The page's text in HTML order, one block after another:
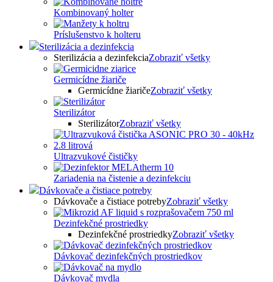
Kombinovaný holter
Príslušenstvo k holteru
Sterilizácia a dezinfekcia
Sterilizácia a dezinfekciaZobraziť všetky
Germicídne žiariče
Germicídne žiaričeZobraziť všetky
Sterilizátor
SterilizátorZobraziť všetky
Ultrazvukové čističky
Zariadenia na čistenie a dezinfekciu
Dávkovače a čistiace potreby
Dávkovače a čistiace potrebyZobraziť všetky
Dezinfekčné prostriedky
Dezinfekčné prostriedkyZobraziť všetky
Dávkovač dezinfekčných prostriedkov
Dávkovač mydla